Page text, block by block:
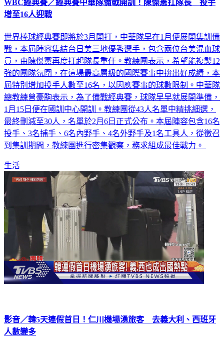
WBC經典賽／經典賽中華隊備戰開訓！陳傑憲扛隊長 投手
增至16人迎戰
世界棒球經典賽即將於3月開打，中華隊早在1月便展開集訓備
戰，本屆陣容集結台日美三地優秀選手，包含兩位台美混血球
員，由陳傑憲再度扛起隊長重任。教練團表示，希望能複製12
強的團隊氛圍，在這場最高層級的國際賽事中拚出好成績，本
屆特別增加投手人數至16名，以因應賽事的球數限制。中華隊
總教練曾豪駒表示，為了備戰經典賽，球隊早早就展開準備，
1月15日便在國訓中心開訓。教練團從43人名單中精挑細選，
最終刪減至30人，名單於2月6日正式公布。本屆陣容包含16名
投手、3名捕手、6名內野手、4名外野手及1名工具人，從徵召
到集訓期間，教練團進行密集觀察，務求組成最佳戰力。
生活
影音／韓5天連假首日！仁川機場湧旅客 去義大利、西班牙
人數變多